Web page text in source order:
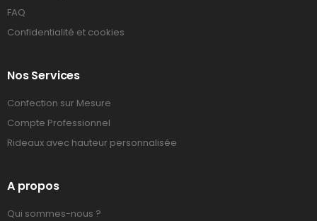
FAQ
Confidentialité et cookies
Nos Services
Confection sur Mesure
Compte Professionnel
Rideaux avec hauteur personnalisée
A propos
Qui sommes-nous ?